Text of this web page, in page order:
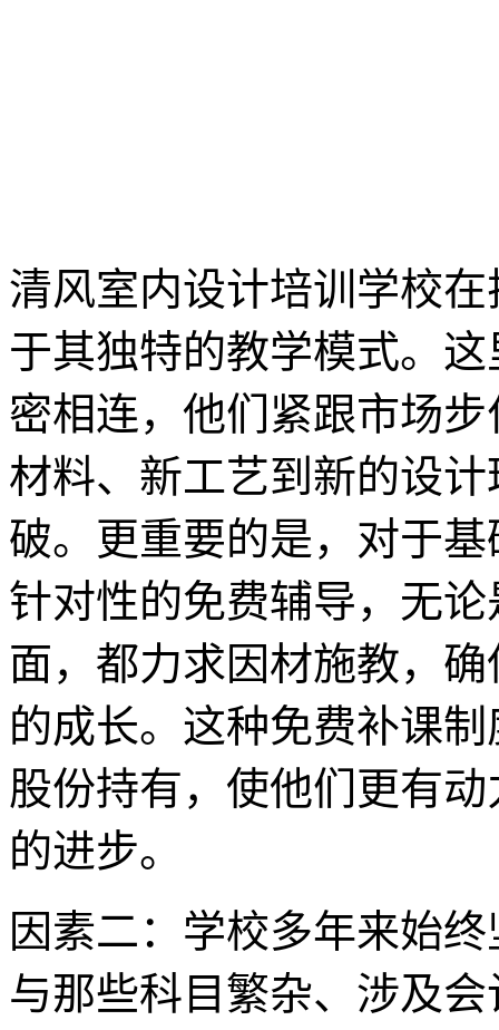
清风室内设计培训学校
于其独特的教学模式。
密相连，他们紧跟市场
材料、新工艺到新的设
破。更重要的是，对于
针对性的免费辅导，无
面，都力求因材施教，
的成长。这种免费补课
股份持有，使他们更有
的进步。
因素二：学校多年来始
与那些科目繁杂、涉及